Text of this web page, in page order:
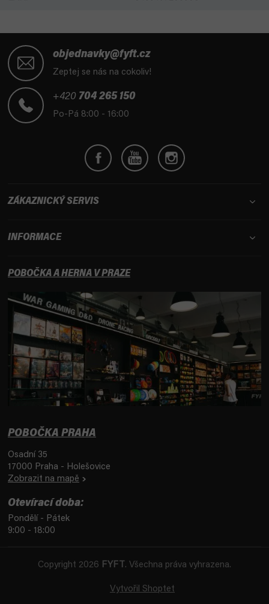
objednavky@fyft.cz
Zeptej se nás na cokoliv!
+420 704 265 150
Po-Pá 8:00 - 16:00
ZÁKAZNICKÝ SERVIS
INFORMACE
POBOČKA A HERNA V PRAZE
POBOČKA PRAHA
Osadní 35
17000 Praha - Holešovice
Zobrazit na mapě
Otevírací doba:
Pondělí - Pátek
9:00 - 18:00
Vytvořil Shoptet
Copyright 2026 FYFT . Všechna práva vyhrazena.